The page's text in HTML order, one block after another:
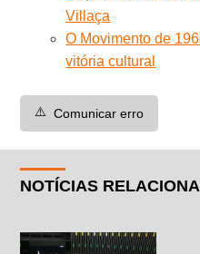
Villaça
O Movimento de
vitória cultural
⚠️ Comunicar erro
NOTÍCIAS